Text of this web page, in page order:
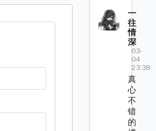
一
往
情
深
03-
04
23:38
真
心
不
错
的